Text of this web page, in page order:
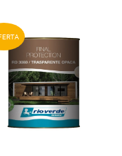
preferiti
compara prodotti